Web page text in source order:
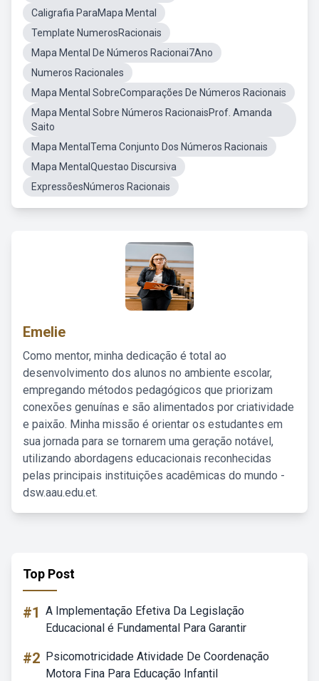
Caligrafia ParaMapa Mental
Template NumerosRacionais
Mapa Mental De Números Racionai7Ano
Numeros Racionales
Mapa Mental SobreComparações De Números Racionais
Mapa Mental Sobre Números RacionaisProf. Amanda
Saito
Mapa MentalTema Conjunto Dos Números Racionais
Mapa MentalQuestao Discursiva
ExpressõesNúmeros Racionais
Emelie
Como mentor, minha dedicação é total ao
desenvolvimento dos alunos no ambiente escolar,
empregando métodos pedagógicos que priorizam
conexões genuínas e são alimentados por criatividade
e paixão. Minha missão é orientar os estudantes em
sua jornada para se tornarem uma geração notável,
utilizando abordagens educacionais reconhecidas
pelas principais instituições acadêmicas do mundo -
dsw.aau.edu.et.
Top Post
#1 A Implementação Efetiva Da Legislação
Educacional é Fundamental Para Garantir
#2 Psicomotricidade Atividade De Coordenação
Motora Fina Para Educação Infantil